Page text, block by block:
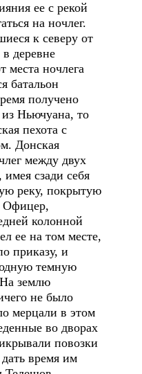
ее с рекой
на ночлег.
к северу от
деревне
места ночлега
батальон
получено
Ньючуана, то
пехота с
Донская
между двух
сзади себя
реку, покрытую
Офицер,
колонной
ее на том месте,
приказу, и
темную
землю
не было
мерцали в этом
во дворах
повозки
время им